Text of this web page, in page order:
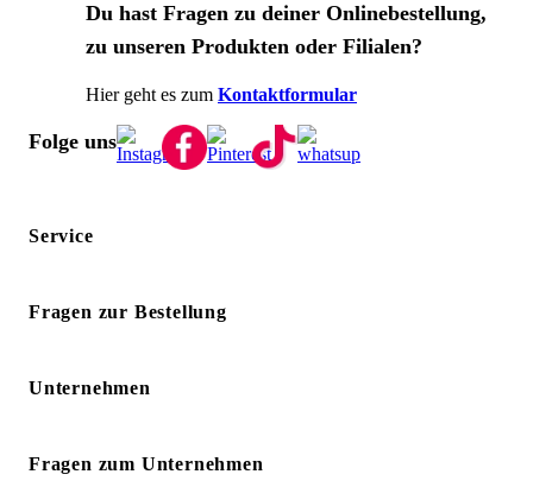
Du hast Fragen zu deiner Onlinebestellung,
zu unseren Produkten oder Filialen?
Hier geht es zum Kontaktformular
Folge uns
Service
Fragen zur Bestellung
Unternehmen
Fragen zum Unternehmen